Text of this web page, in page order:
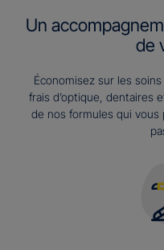
Un
de
Économisez sur les
frais d’optique, dentaires
de nos formules qui